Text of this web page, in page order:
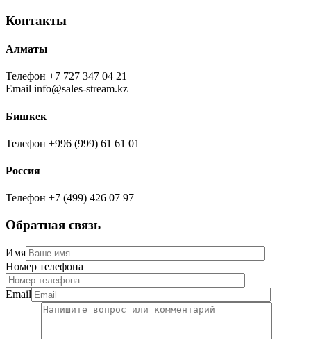
Контакты
Алматы
Телефон +7 727 347 04 21
Email info@sales-stream.kz
Бишкек
Телефон +996 (999) 61 61 01
Россия
Телефон +7 (499) 426 07 97
Обратная связь
Имя
Номер телефона
Email